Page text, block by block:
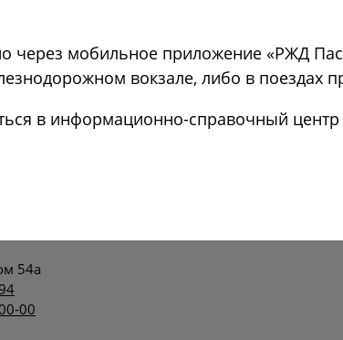
мобильное приложение «РЖД
вокзале, либо в поездах
в информационно-справочный центр
54а
00